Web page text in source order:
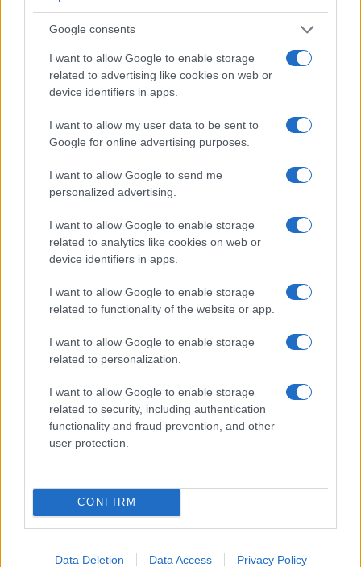
Google consents
I want to allow Google to enable storage
related to advertising like cookies on web or
device identifiers in apps.
I want to allow my user data to be sent to
Google for online advertising purposes.
I want to allow Google to send me
personalized advertising.
I want to allow Google to enable storage
related to analytics like cookies on web or
device identifiers in apps.
I want to allow Google to enable storage
related to functionality of the website or app.
I want to allow Google to enable storage
related to personalization.
I want to allow Google to enable storage
related to security, including authentication
functionality and fraud prevention, and other
user protection.
CONFIRM
Data Deletion Data Access Privacy Policy
Continua a leggere
LIFESTYLE
Francisco
Matteo Pellegrino · 6 Ago 2026
LIFESTYLE